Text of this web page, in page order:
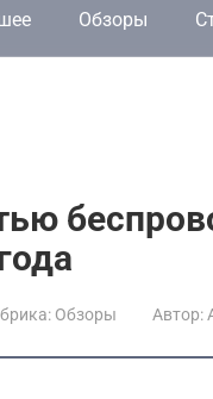
Обзоры
Обзоры Автор: